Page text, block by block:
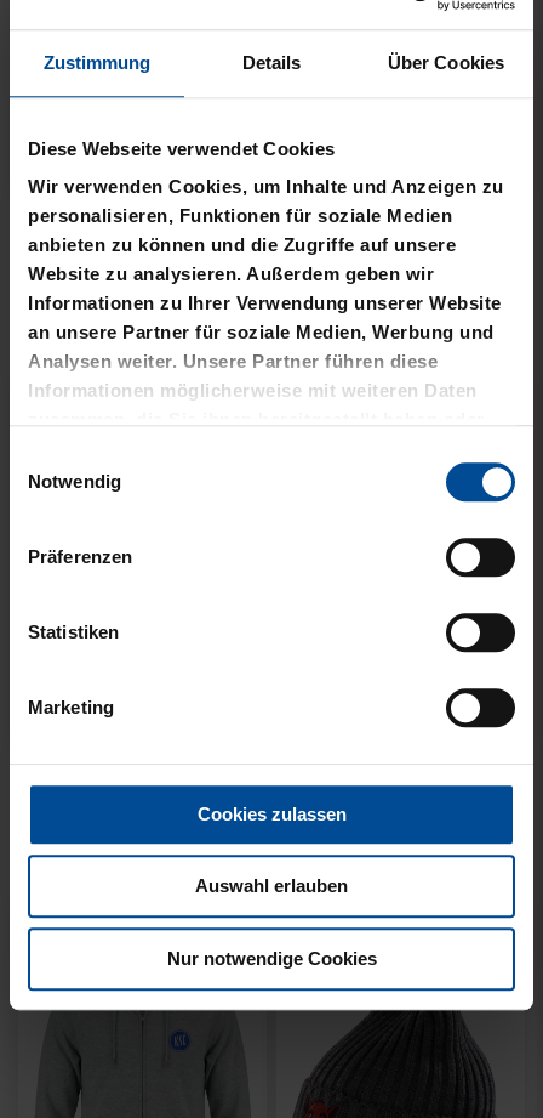
Zustimmung Details Über Cookies
Diese Webseite verwendet Cookies
Wir verwenden Cookies, um Inhalte und Anzeigen zu
personalisieren, Funktionen für soziale Medien
anbieten zu können und die Zugriffe auf unsere
Website zu analysieren. Außerdem geben wir
Informationen zu Ihrer Verwendung unserer Website
an unsere Partner für soziale Medien, Werbung und
Analysen weiter. Unsere Partner führen diese
Informationen möglicherweise mit weiteren Daten
gesammelt haben.
Notwendig
Präferenzen
Statistiken
Marketing
Cookies zulassen
Auswahl erlauben
Nur notwendige Cookies
WÄRMEFLASCHE LOGO
SCHWARZ
17,95 €
T-SHIRT
SCHREIBSCHRIFT LOGOS
LADIES
15,00 € 29,95 €
30 Tage Bestpreis: 15,00 €
Ausverkauft
HYBRIDJACKE LOGO COLLEGE JACKE KSC
NAVY-WEISS
35,00 € 79,95 €
30 Tage Bestpreis: 35,00 €